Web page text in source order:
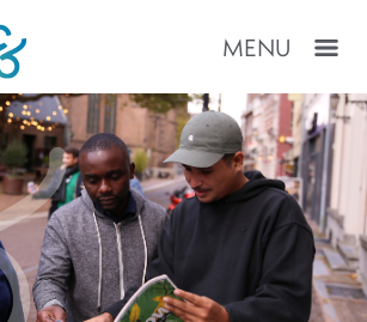
MENU